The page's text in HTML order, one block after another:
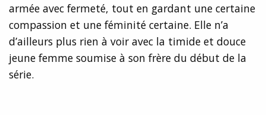
armée avec fermeté, tout en gardant une certaine
compassion et une féminité certaine. Elle n’a
d’ailleurs plus rien à voir avec la timide et douce
jeune femme soumise à son frère du début de la
série.